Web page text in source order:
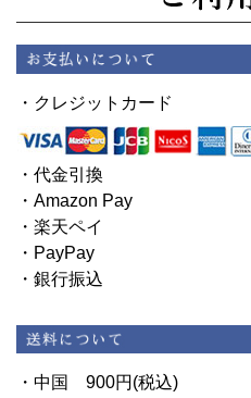
・クレジットカード
・代金引換
・Amazon Pay
・楽天ペイ
・PayPay
・銀行振込
・中国 900円(税込)